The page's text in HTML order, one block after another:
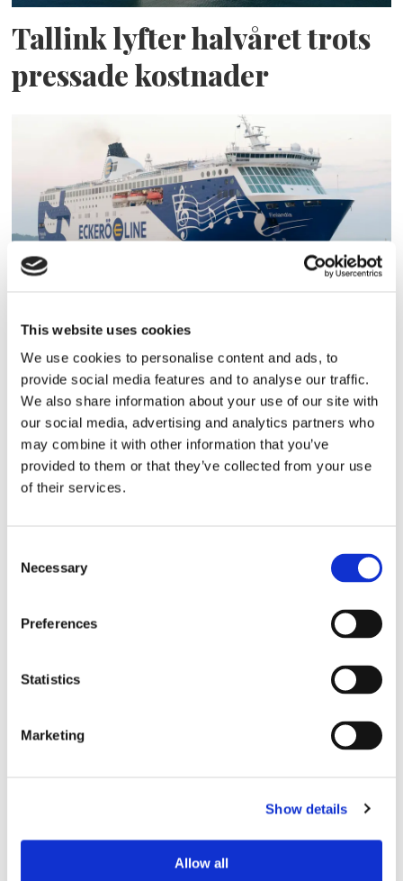
This website uses cookies
We use cookies to personalise content and ads, to
provide social media features and to analyse our traffic.
We also share information about your use of our site with
our social media, advertising and analytics partners who
may combine it with other information that you’ve
provided to them or that they’ve collected from your use
of their services.
Selection
Necessary
Preferences
Statistics
Marketing
Show details
Allow all
Tallink lyfter halvåret trots
pressade kostnader
Eckerö tyngs av höga
bränslekostnader men
frakten fortsätter växa
Storaffären: Kongsberg
Maritime köper Berg